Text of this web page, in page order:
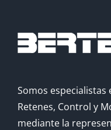
Somos especialistas
Retenes, Control y
mediante la